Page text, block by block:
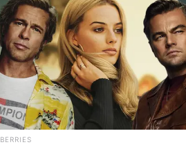
ότι
σε εσάς.
το κουμπί